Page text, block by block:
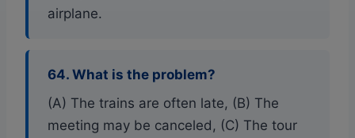
airplane.
64. What is the problem?
(A) The trains are often late, (B) The
meeting may be canceled, (C) The tour